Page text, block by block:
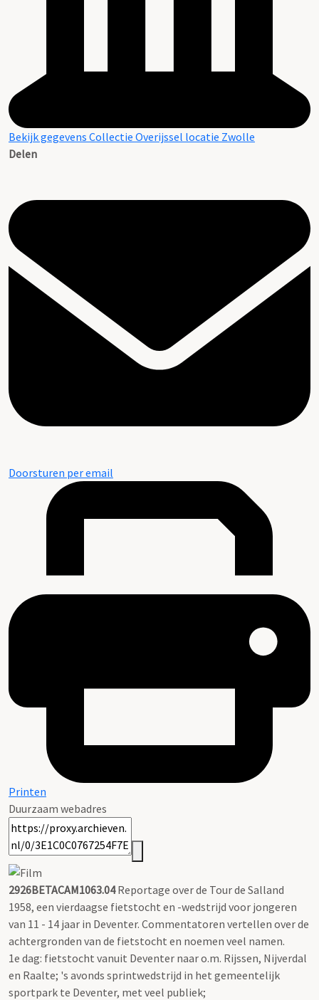
Bekijk gegevens Collectie Overijssel locatie Zwolle
Delen
Doorsturen per email
Printen
Duurzaam webadres
2926BETACAM1063.04Reportage over de Tour de Salland
1958, een vierdaagse fietstocht en -wedstrijd voor jongeren
van 11 - 14 jaar in Deventer. Commentatoren vertellen over de
achtergronden van de fietstocht en noemen veel namen.
1e dag: fietstocht vanuit Deventer naar o.m. Rijssen, Nijverdal
en Raalte; 's avonds sprintwedstrijd in het gemeentelijk
sportpark te Deventer, met veel publiek;